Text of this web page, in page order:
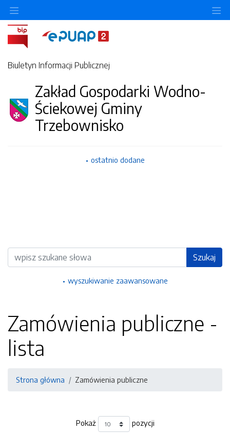
Biuletyn Informacji Publicznej
Zakład Gospodarki Wodno-
Ściekowej Gminy
Trzebownisko
ostatnio dodane
Wyszukiwarka Szukaj
wyszukiwanie zaawansowane
Zamówienia publiczne -
lista
Strona główna Zamówienia publiczne
Pokaż pozycji